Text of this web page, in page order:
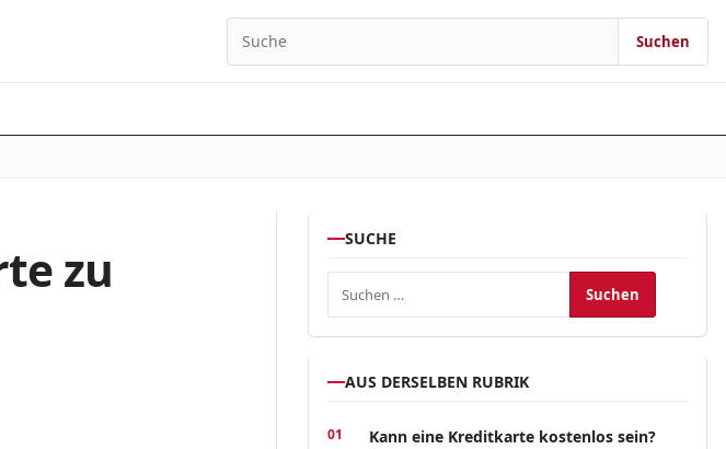
Search for: Suchen
zu
SUCHE
Suchen nach:
AUS DERSELBEN RUBRIK
Kann eine Kreditkarte kostenlos sein?